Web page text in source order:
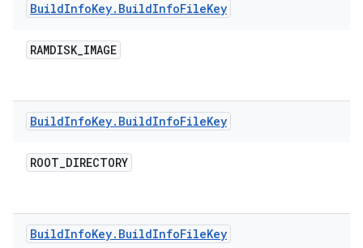
BuildInfoKey. BuildInfoFileKey
RAMDISK_IMAGE
BuildInfoKey. BuildInfoFileKey
ROOT_DIRECTORY
BuildInfoKey. BuildInfoFileKey